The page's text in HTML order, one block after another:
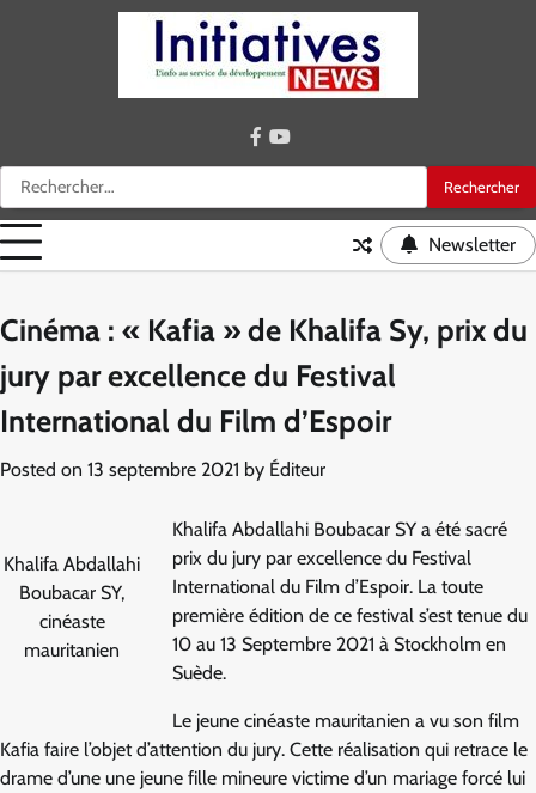
Rechercher :
facebook
youtube
Newsletter
Cinéma : « Kafia » de Khalifa Sy, prix du
jury par excellence du Festival
International du Film d’Espoir
Posted on 13 septembre 2021 by Éditeur
Khalifa Abdallahi
Boubacar SY,
cinéaste
mauritanien
Khalifa Abdallahi Boubacar SY a été sacré
prix du jury par excellence du Festival
International du Film d’Espoir. La toute
première édition de ce festival s’est tenue du
10 au 13 Septembre 2021 à Stockholm en
Suède.
Le jeune cinéaste mauritanien a vu son film
Kafia faire l’objet d’attention du jury. Cette réalisation qui retrace le
drame d’une une jeune fille mineure victime d’un mariage forcé lui